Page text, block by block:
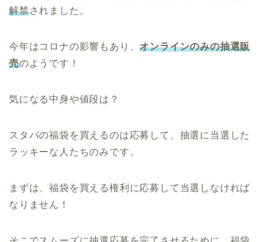
解禁されました。
今年はコロナの影響もあり、オンラインのみの抽選販
売のようです！
気になる中身や値段は？
スタバの福袋を買えるのは応募して、抽選に当選した
ラッキーな人たちのみです。
まずは、福袋を買える権利に応募して当選しなければ
なりません！